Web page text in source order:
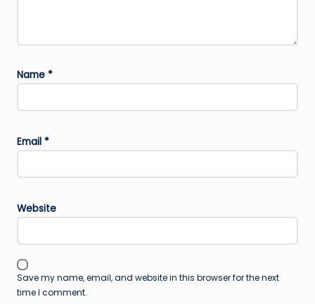
Name *
Email *
Website
Save my name, email, and website in this browser for the next
time I comment.